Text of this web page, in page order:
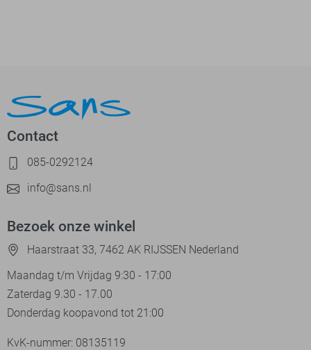
Contact
085-0292124
info@sans.nl
Bezoek onze winkel
Haarstraat 33, 7462 AK RIJSSEN Nederland
Maandag t/m Vrijdag 9:30 - 17:00
Zaterdag 9.30 - 17.00
Donderdag koopavond tot 21:00
KvK-nummer: 08135119